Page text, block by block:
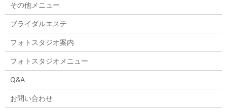
その他メニュー
ブライダルエステ
フォトスタジオ案内
フォトスタジオメニュー
Q&A
お問い合わせ